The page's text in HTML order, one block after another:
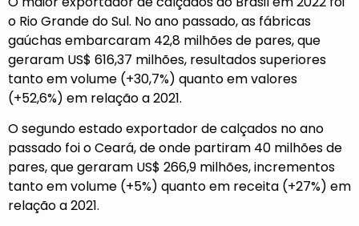
o Rio Grande do Sul. No ano passado, as fábricas
gaúchas embarcaram 42,8 milhões de pares, que
geraram US$ 616,37 milhões, resultados superiores
tanto em volume (+30,7%) quanto em valores
(+52,6%) em relação a 2021.
O segundo estado exportador de calçados no ano
passado foi o Ceará, de onde partiram 40 milhões de
pares, que geraram US$ 266,9 milhões, incrementos
tanto em volume (+5%) quanto em receita (+27%) em
relação a 2021.